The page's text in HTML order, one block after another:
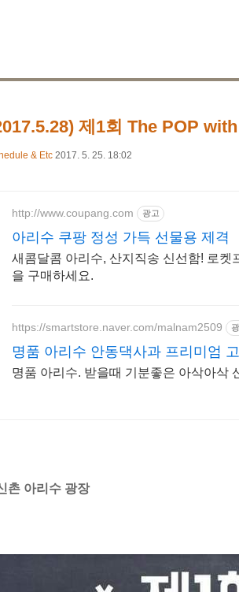
제1회 The POP
& Etc 2017. 5. 25. 18:02
http://www.coupang.com 광고
아리수 쿠팡 정성 가득 선물용 제격
새콤달콤 아리수, 산지직송 신선함! 로
을 구매하세요.
https://smartstore.naver.com/malnam2509
명품 아리수 안동댁사과 프리미엄
명품 아리수. 받을때 기분좋은 아삭아삭
촌 아리수 광장